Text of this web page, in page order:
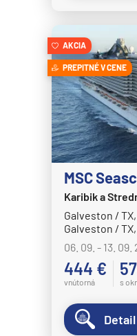
Cunard Line
Queen Anne
Queen
Queen Mary 2
Queen
Disney Cruise
Disney
Disney Destiny
Disney Dream
Disney Fantasy
Disney Magic
Disney
Disney Wish
AKCIA
PREPITNÉ V CENE
MSC
Karibik a
Galveston / TX,
Galveston / TX,
06. 09. - 13. 09.
444 €
vnútorná s